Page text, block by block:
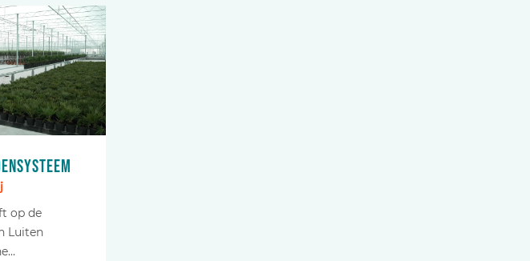
op de
Luiten